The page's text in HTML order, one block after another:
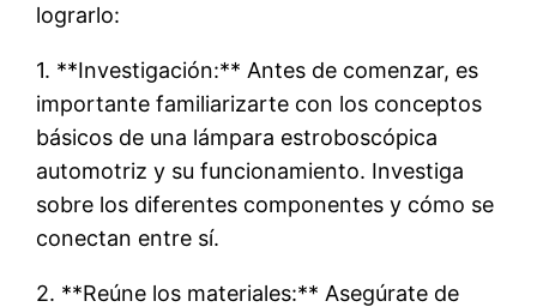
lograrlo:
1. **Investigación:** Antes de comenzar, es
importante familiarizarte con los conceptos
básicos de una lámpara estroboscópica
automotriz y su funcionamiento. Investiga
sobre los diferentes componentes y cómo se
conectan entre sí.
2. **Reúne los materiales:** Asegúrate de